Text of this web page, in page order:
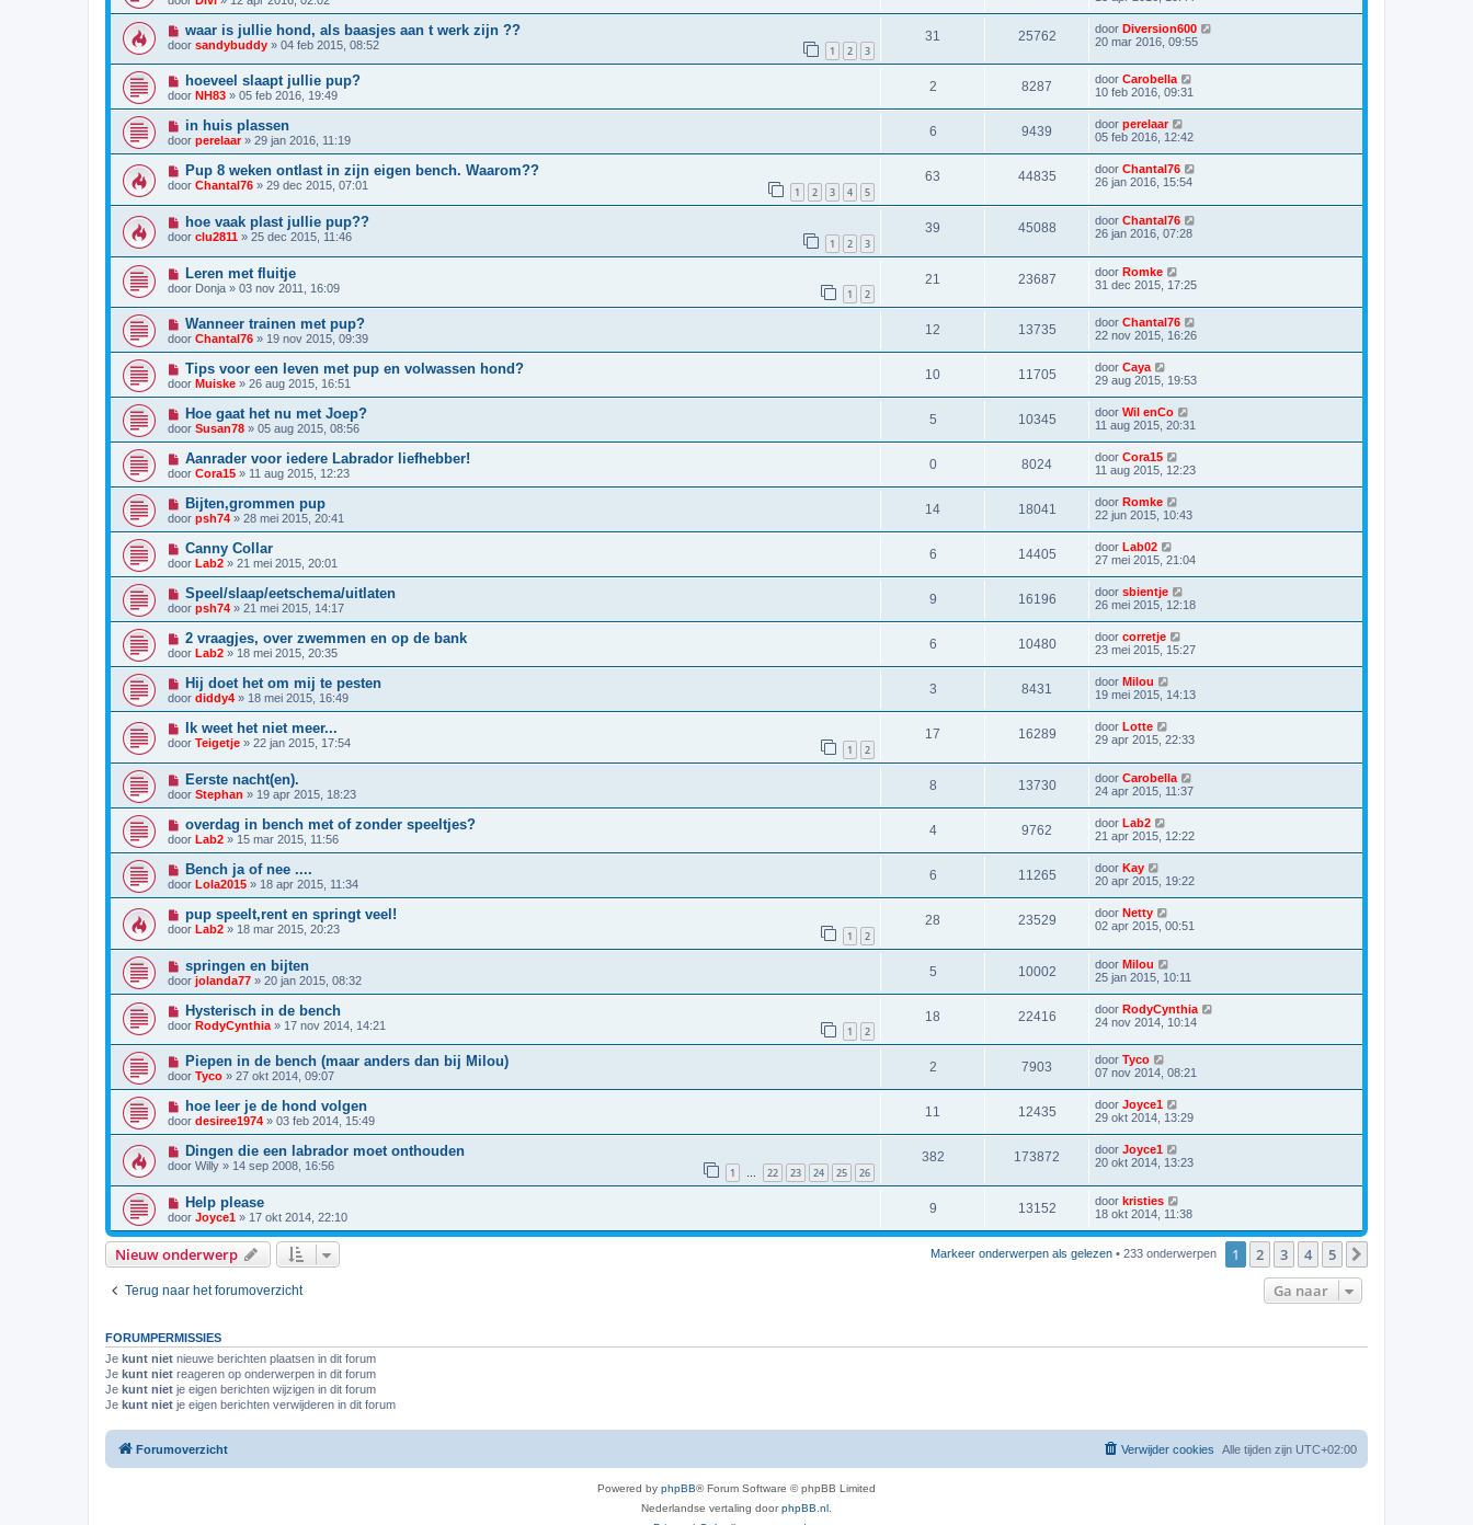
waar is jullie hond, als baasjes aan t werk zijn ??
door sandybuddy » 04 feb 2015, 08:52 1 2 3
31 25762 door Diversion600
20 mar 2016, 09:55
hoeveel slaapt jullie pup?
door NH83 » 05 feb 2016, 19:49
2 8287 door Carobella
10 feb 2016, 09:31
in huis plassen
door perelaar» 29 jan 2016, 11:19
6 9439 door perelaar
05 feb 2016, 12:42
Pup 8 weken ontlast in zijn eigen bench. Waarom??
door Chantal76 » 29 dec 2015, 07:01 1 2 3 4 5
63 44835 door Chantal76
26 jan 2016, 15:54
hoe vaak plast jullie pup??
door clu2811 » 25 dec 2015, 11:46 1 2 3
39 45088 door Chantal76
26 jan 2016, 07:28
Leren met fluitje
door Donja » 03 nov 2011, 16:09 1 2
21 23687 door Romke
31 dec 2015, 17:25
Wanneer trainen met pup?
door Chantal76 » 19 nov 2015, 09:39
12 13735 door Chantal76
22 nov 2015, 16:26
Tips voor een leven met pup en volwassen hond?
door Muiske » 26 aug 2015, 16:51
10 11705 door Caya
29 aug 2015, 19:53
Hoe gaat het nu met Joep?
door Susan78 » 05 aug 2015, 08:56
5 10345 door Wil enCo
11 aug 2015, 20:31
Aanrader voor iedere Labrador liefhebber!
door Cora15 » 11 aug 2015, 12:23
0 8024 door Cora15
11 aug 2015, 12:23
Bijten,grommen pup
door psh74 » 28 mei 2015, 20:41
14 18041 door Romke
22 jun 2015, 10:43
Canny Collar
door Lab2 » 21 mei 2015, 20:01
6 14405 door Lab02
27 mei 2015, 21:04
Speel/slaap/eetschema/uitlaten
door psh74 » 21 mei 2015, 14:17
9 16196 door sbientje
26 mei 2015, 12:18
2 vraagjes, over zwemmen en op de bank
door Lab2 » 18 mei 2015, 20:35
6 10480 door corretje
23 mei 2015, 15:27
Hij doet het om mij te pesten
door diddy4 » 18 mei 2015, 16:49
3 8431 door Milou
19 mei 2015, 14:13
Ik weet het niet meer...
door Teigetje » 22 jan 2015, 17:54 1 2
17 16289 door Lotte
29 apr 2015, 22:33
Eerste nacht(en).
door Stephan » 19 apr 2015, 18:23
8 13730 door Carobella
24 apr 2015, 11:37
overdag in bench met of zonder speeltjes?
door Lab2 » 15 mar 2015, 11:56
4 9762 door Lab2
21 apr 2015, 12:22
Bench ja of nee ....
door Lola2015 » 18 apr 2015, 11:34
6 11265 door Kay
20 apr 2015, 19:22
pup speelt,rent en springt veel!
door Lab2 » 18 mar 2015, 20:23 1 2
28 23529 door Netty
02 apr 2015, 00:51
springen en bijten
door jolanda77 » 20 jan 2015, 08:32
5 10002 door Milou
25 jan 2015, 10:11
Hysterisch in de bench
door RodyCynthia » 17 nov 2014, 14:21 1 2
18 22416 door RodyCynthia
24 nov 2014, 10:14
Piepen in de bench (maar anders dan bij Milou)
door Tyco » 27 okt 2014, 09:07
2 7903 door Tyco
07 nov 2014, 08:21
hoe leer je de hond volgen
door desiree1974 » 03 feb 2014, 15:49
11 12435 door Joyce1
29 okt 2014, 13:29
Dingen die een labrador moet onthouden
door Willy » 14 sep 2008, 16:56 1 … 22 23 24 25 26
382 173872 door Joyce1
20 okt 2014, 13:23
Help please
door Joyce1 » 17 okt 2014, 22:10
9 13152 door kristies
18 okt 2014, 11:38
Nieuw onderwerp Markeer onderwerpen als gelezen • 233 onderwerpen 1 2 3 4 5
Terug naar het forumoverzicht Ga naar
FORUMPERMISSIES
Je kunt niet nieuwe berichten plaatsen in dit forum
Je kunt niet reageren op onderwerpen in dit forum
Je kunt niet je eigen berichten wijzigen in dit forum
Je kunt niet je eigen berichten verwijderen in dit forum
Forumoverzicht Alle tijden zijn UTC+02:00
Verwijder cookies
Powered by phpBB® Forum Software © phpBB Limited
Nederlandse vertaling doorphpBB.nl .